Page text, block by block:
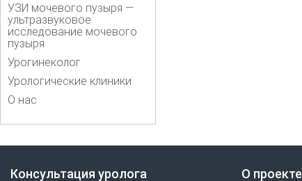
УЗИ мочевого пузыря —
ультразвуковое
исследование мочевого
пузыря
Урогинеколог
Урологические клиники
О нас
Консультация уролога О проекте